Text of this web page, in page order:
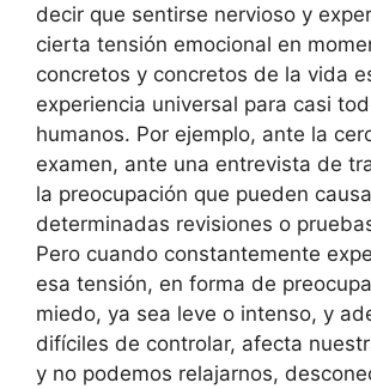
decir que sentirse nervioso y
cierta tensión emocional en
concretos y concretos de la vida
experiencia universal para casi
humanos. Por ejemplo, ante la
examen, ante una entrevista de
la preocupación que pueden
determinadas revisiones o
Pero cuando constantemente
esa tensión, en forma de
miedo, ya sea leve o intenso, y
difíciles de controlar, afecta
y no podemos relajarnos,